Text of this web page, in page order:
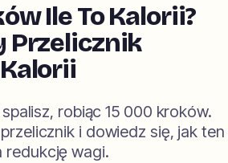
Ile To Kalorii?
Przelicznik
robiąc 15 000 kroków.
i dowiedz się, jak ten
redukcję wagi.